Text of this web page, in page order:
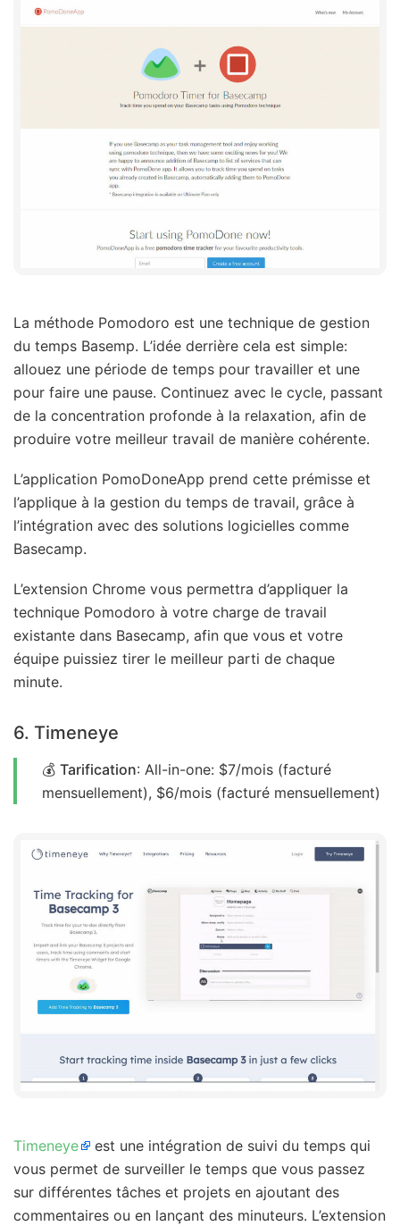
La méthode Pomodoro est une technique de gestion
du temps Basemp. L’idée derrière cela est simple:
allouez une période de temps pour travailler et une
pour faire une pause. Continuez avec le cycle, passant
de la concentration profonde à la relaxation, afin de
produire votre meilleur travail de manière cohérente.
L’application PomoDoneApp prend cette prémisse et
l’applique à la gestion du temps de travail, grâce à
l’intégration avec des solutions logicielles comme
Basecamp.
L’extension Chrome vous permettra d’appliquer la
technique Pomodoro à votre charge de travail
existante dans Basecamp, afin que vous et votre
équipe puissiez tirer le meilleur parti de chaque
minute.
6. Timeneye
💰 Tarification: All-in-one: $7/mois (facturé
mensuellement), $6/mois (facturé mensuellement)
Timeneye
est une intégration de suivi du temps qui
vous permet de surveiller le temps que vous passez
sur différentes tâches et projets en ajoutant des
commentaires ou en lançant des minuteurs. L’extension